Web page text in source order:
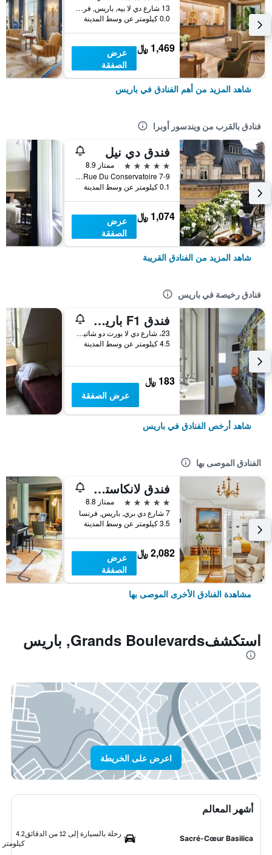
13 شارع دي لا بيه, باريس, فرنسا
0.0 كيلومتر عن وسط المدينة
1,469 ﷼
عرض
الصفقة
شاهد المزيد من أهم الفنادق في باريس
فنادق بالقرب من ويندسور أوبرا
فندق دي نيل
5 نجوم
ممتاز 8.9
7-9 Rue Du Conservatoire, باريس, فرنسا
0.1 كيلومتر عن وسط المدينة
1,074 ﷼
عرض
الصفقة
شاهد المزيد من الفنادق القريبة
فنادق رخيصة في باريس
فندق F1 باريس بورت دو شاتيلون
23، شارع دي لا بورت دو شاتيلون, باريس, فرنسا
4.5 كيلومتر عن وسط المدينة
183 ﷼
عرض الصفقة
شاهد أرخص الفنادق في باريس
الفنادق الموصى بها
فندق لانكاستر باريس شانزليزيه
5 نجوم
ممتاز 8.8
7 شارع دي بري, باريس, فرنسا
3.5 كيلومتر عن وسط المدينة
2,082 ﷼
عرض
الصفقة
مشاهدة الفنادق الأخرى الموصى بها
استكشفGrands Boulevards, باريس
اعرض على الخريطة
أشهر المعالم
Sacré-Cœur Basilica
رحلة بالسيارة إلى 12 من الدقائق
4.2
كيلومتر